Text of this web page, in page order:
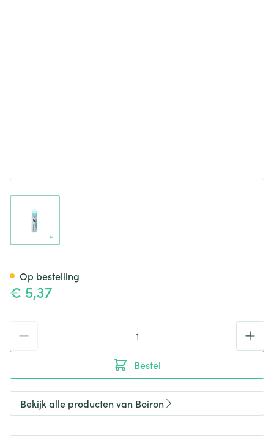
€ 5,37
Bestel
Op bestelling
Bekijk alle producten van Boiron